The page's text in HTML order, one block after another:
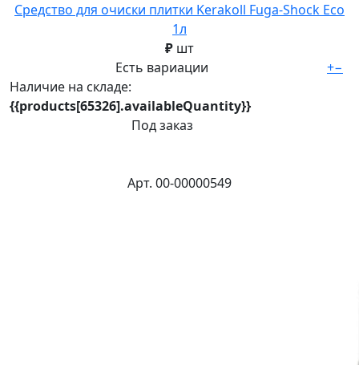
Средство для очиски плитки Kerakoll Fuga-Shock Eco
1л
₽ шт
Есть вариации
Наличие на складе:
{{products[65326].availableQuantity}}
Под заказ
+−
Арт. 00-00000549